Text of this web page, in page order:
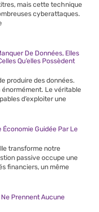
mais cette technique
cyberattaques.
De Données, Elles
Qu’elles Possèdent
produire des données.
Le véritable
d’exploiter une
Économie Guidée Par Le
transforme notre
passive occupe une
financiers, un même
Prennent Aucune